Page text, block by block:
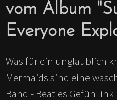
vom Album
Everyone
Was für ein unglaublich
Mermaids sind eine
Band - Beatles Gefühl